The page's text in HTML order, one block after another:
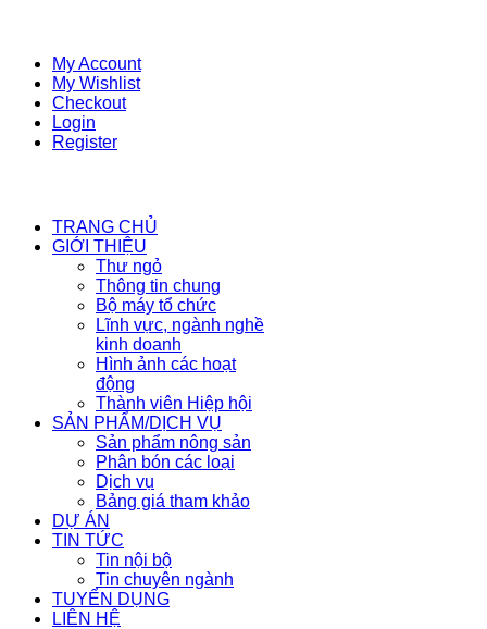
My Account
My Wishlist
Checkout
Login
Register
TRANG CHỦ
GIỚI THIỆU
Thư ngỏ
Thông tin chung
Bộ máy tổ chức
Lĩnh vực, ngành nghề
kinh doanh
Hình ảnh các hoạt
động
Thành viên Hiệp hội
SẢN PHẨM/DỊCH VỤ
Sản phẩm nông sản
Phân bón các loại
Dịch vụ
Bảng giá tham khảo
DỰ ÁN
TIN TỨC
Tin nội bộ
Tin chuyên ngành
TUYỂN DỤNG
LIÊN HỆ